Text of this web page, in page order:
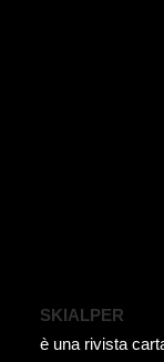
SKIALPER
è una rivista